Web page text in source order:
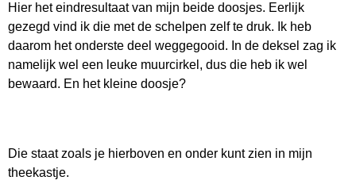
Hier het eindresultaat van mijn beide doosjes. Eerlijk
gezegd vind ik die met de schelpen zelf te druk. Ik heb
daarom het onderste deel weggegooid. In de deksel zag ik
namelijk wel een leuke muurcirkel, dus die heb ik wel
bewaard. En het kleine doosje?
Die staat zoals je hierboven en onder kunt zien in mijn
theekastje.